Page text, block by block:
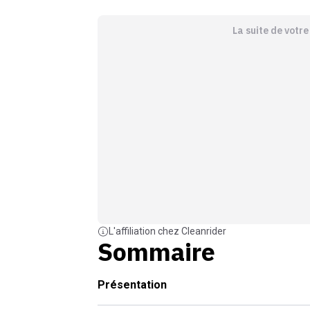
La suite de
L'affiliation chez Cleanrider
Sommaire
Présentation